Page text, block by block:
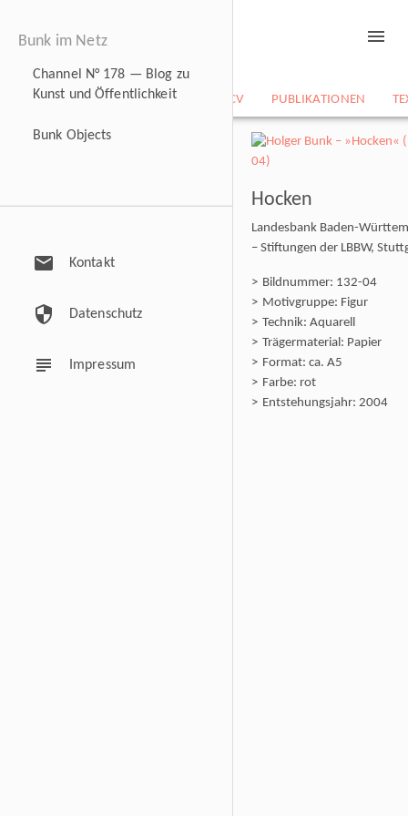
NEWS BILDARCHIV CV PUBLIKATIONEN
menu
Bunk im Netz
Channel N° 178 — Blog zu
Kunst und Öffentlichkeit
Bunk Objects
mail Kontakt
security Datenschutz
subject Impressum
Hocken
Landesbank Baden-
– Stiftungen der LBBW,
Bildnummer: 132-04
Motivgruppe: Figur
Technik: Aquarell
Trägermaterial: Papier
Format: ca. A5
Farbe: rot
Entstehungsjahr: 2004